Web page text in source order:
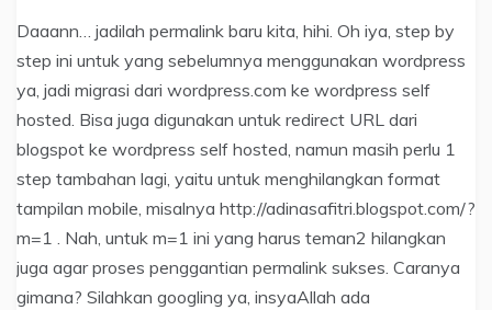
Daaann… jadilah permalink baru kita, hihi. Oh iya, step by
step ini untuk yang sebelumnya menggunakan wordpress
ya, jadi migrasi dari wordpress.com ke wordpress self
hosted. Bisa juga digunakan untuk redirect URL dari
blogspot ke wordpress self hosted, namun masih perlu 1
step tambahan lagi, yaitu untuk menghilangkan format
tampilan mobile, misalnya http://adinasafitri.blogspot.com/?
m=1 . Nah, untuk m=1 ini yang harus teman2 hilangkan
juga agar proses penggantian permalink sukses. Caranya
gimana? Silahkan googling ya, insyaAllah ada